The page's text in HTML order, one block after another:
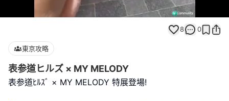
Loaded
100.00%
8 0
東京攻略
表参道ヒルズ × MY MELODY
表参道ﾋﾙｽﾞ × MY MELODY 特展登場!